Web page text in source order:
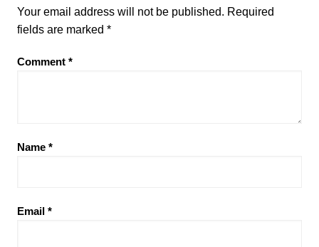
Your email address will not be published. Required
fields are marked *
Comment *
Name *
Email *